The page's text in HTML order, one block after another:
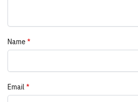
Name *
Email *